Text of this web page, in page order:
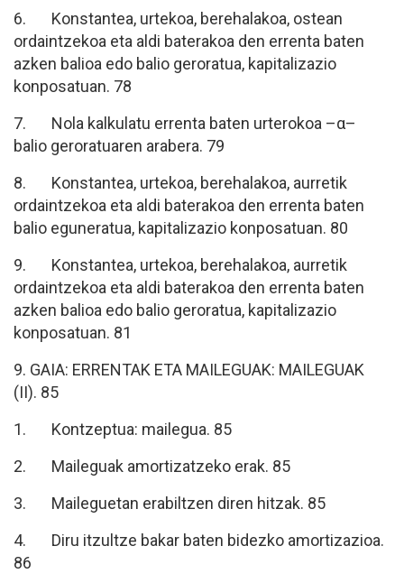
6. Konstantea, urtekoa, berehalakoa, ostean
ordaintzekoa eta aldi baterakoa den errenta baten
azken balioa edo balio geroratua, kapitalizazio
konposatuan. 78
7. Nola kalkulatu errenta baten urterokoa –α–
balio geroratuaren arabera. 79
8. Konstantea, urtekoa, berehalakoa, aurretik
ordaintzekoa eta aldi baterakoa den errenta baten
balio eguneratua, kapitalizazio konposatuan. 80
9. Konstantea, urtekoa, berehalakoa, aurretik
ordaintzekoa eta aldi baterakoa den errenta baten
azken balioa edo balio geroratua, kapitalizazio
konposatuan. 81
9. GAIA: ERRENTAK ETA MAILEGUAK: MAILEGUAK
(II). 85
1. Kontzeptua: mailegua. 85
2. Maileguak amortizatzeko erak. 85
3. Maileguetan erabiltzen diren hitzak. 85
4. Diru itzultze bakar baten bidezko amortizazioa.
86